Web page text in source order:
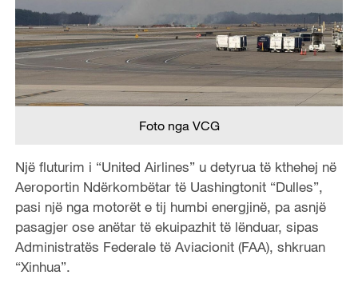
Foto nga VCG
Një fluturim i “United Airlines” u detyrua të kthehej në
Aeroportin Ndërkombëtar të Uashingtonit “Dulles”,
pasi një nga motorët e tij humbi energjinë, pa asnjë
pasagjer ose anëtar të ekuipazhit të lënduar, sipas
Administratës Federale të Aviacionit (FAA), shkruan
“Xinhua”.